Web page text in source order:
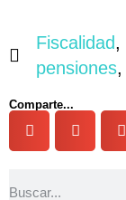
Fiscalidad,
pensiones,
Comparte...